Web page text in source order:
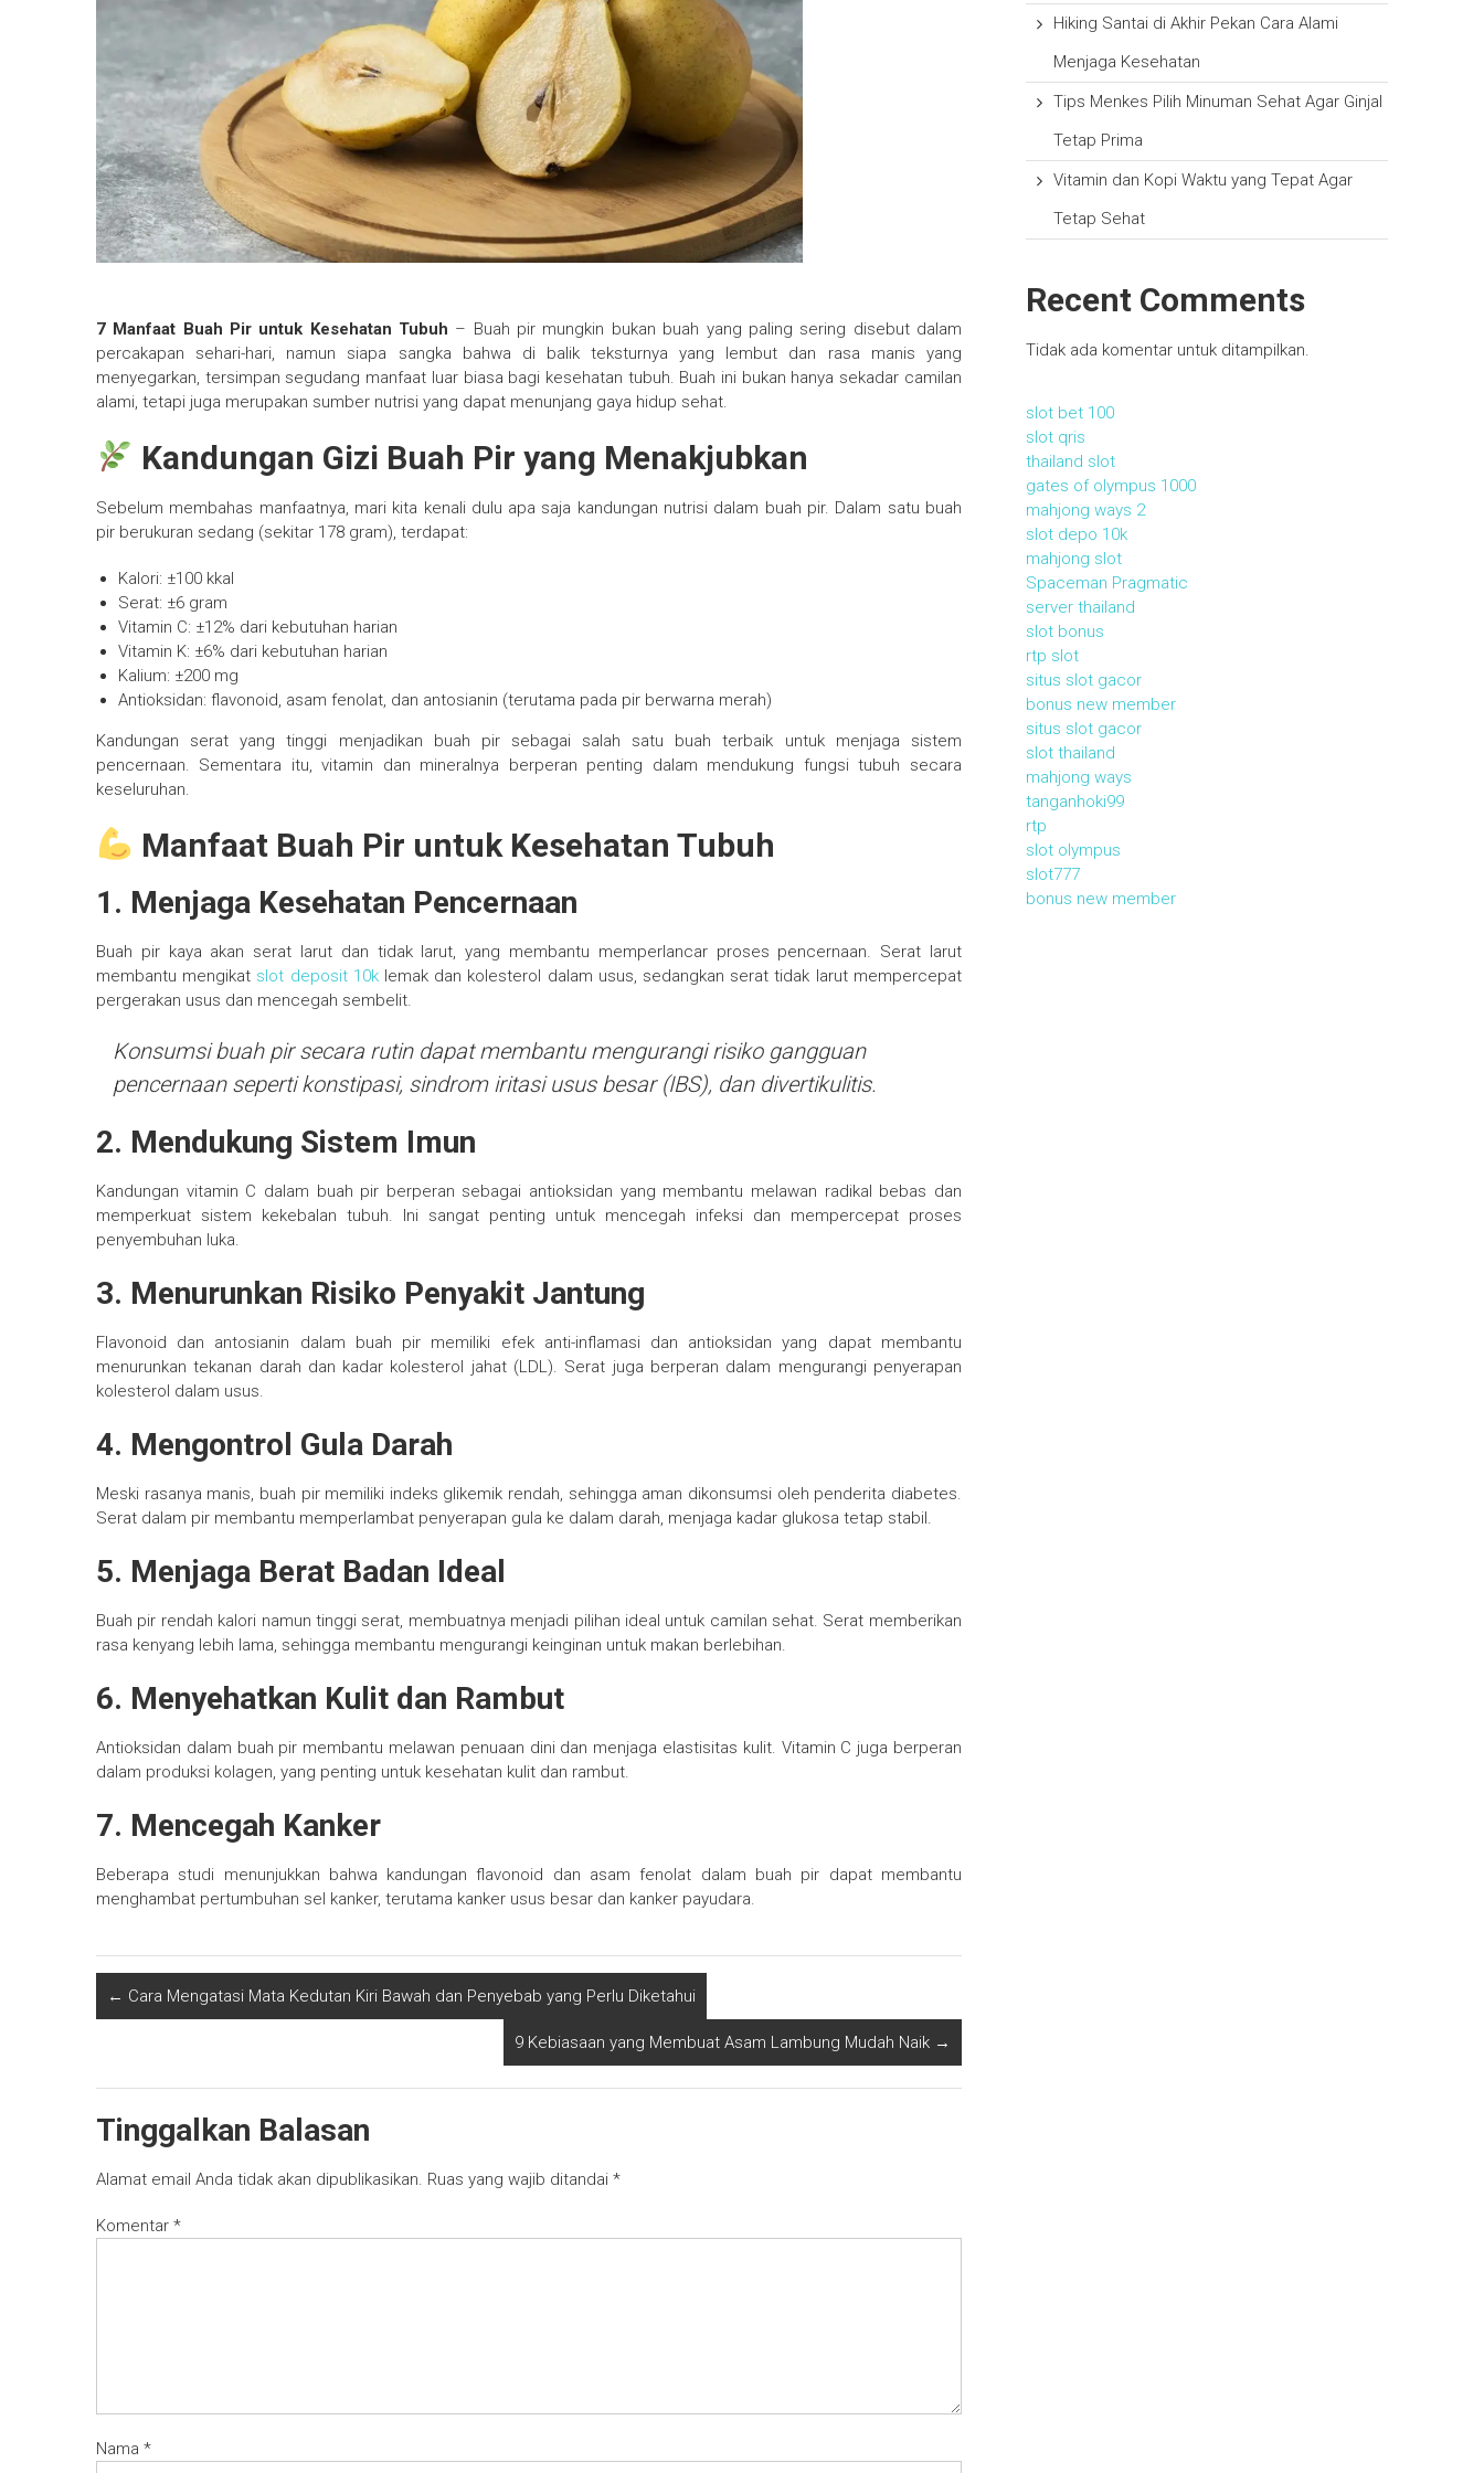
7 Manfaat Buah Pir untuk Kesehatan Tubuh – Buah pir mungkin bukan buah yang paling sering disebut dalam
percakapan sehari-hari, namun siapa sangka bahwa di balik teksturnya yang lembut dan rasa manis yang
menyegarkan, tersimpan segudang manfaat luar biasa bagi kesehatan tubuh. Buah ini bukan hanya sekadar camilan
alami, tetapi juga merupakan sumber nutrisi yang dapat menunjang gaya hidup sehat.
Kandungan Gizi Buah Pir yang Menakjubkan
Sebelum membahas manfaatnya, mari kita kenali dulu apa saja kandungan nutrisi dalam buah pir. Dalam satu buah
pir berukuran sedang (sekitar 178 gram), terdapat:
Kalori: ±100 kkal
Serat: ±6 gram
Vitamin C: ±12% dari kebutuhan harian
Vitamin K: ±6% dari kebutuhan harian
Kalium: ±200 mg
Antioksidan: flavonoid, asam fenolat, dan antosianin (terutama pada pir berwarna merah)
Kandungan serat yang tinggi menjadikan buah pir sebagai salah satu buah terbaik untuk menjaga sistem
pencernaan. Sementara itu, vitamin dan mineralnya berperan penting dalam mendukung fungsi tubuh secara
keseluruhan.
Manfaat Buah Pir untuk Kesehatan Tubuh
1. Menjaga Kesehatan Pencernaan
Buah pir kaya akan serat larut dan tidak larut, yang membantu memperlancar proses pencernaan. Serat larut
membantu mengikat slot deposit 10klemak dan kolesterol dalam usus, sedangkan serat tidak larut mempercepat
pergerakan usus dan mencegah sembelit.
Konsumsi buah pir secara rutin dapat membantu mengurangi risiko gangguan
pencernaan seperti konstipasi, sindrom iritasi usus besar (IBS), dan divertikulitis.
2. Mendukung Sistem Imun
Kandungan vitamin C dalam buah pir berperan sebagai antioksidan yang membantu melawan radikal bebas dan
memperkuat sistem kekebalan tubuh. Ini sangat penting untuk mencegah infeksi dan mempercepat proses
penyembuhan luka.
3. Menurunkan Risiko Penyakit Jantung
Flavonoid dan antosianin dalam buah pir memiliki efek anti-inflamasi dan antioksidan yang dapat membantu
menurunkan tekanan darah dan kadar kolesterol jahat (LDL). Serat juga berperan dalam mengurangi penyerapan
kolesterol dalam usus.
4. Mengontrol Gula Darah
Meski rasanya manis, buah pir memiliki indeks glikemik rendah, sehingga aman dikonsumsi oleh penderita diabetes.
Serat dalam pir membantu memperlambat penyerapan gula ke dalam darah, menjaga kadar glukosa tetap stabil.
5. Menjaga Berat Badan Ideal
Buah pir rendah kalori namun tinggi serat, membuatnya menjadi pilihan ideal untuk camilan sehat. Serat memberikan
rasa kenyang lebih lama, sehingga membantu mengurangi keinginan untuk makan berlebihan.
6. Menyehatkan Kulit dan Rambut
Antioksidan dalam buah pir membantu melawan penuaan dini dan menjaga elastisitas kulit. Vitamin C juga berperan
dalam produksi kolagen, yang penting untuk kesehatan kulit dan rambut.
7. Mencegah Kanker
Beberapa studi menunjukkan bahwa kandungan flavonoid dan asam fenolat dalam buah pir dapat membantu
menghambat pertumbuhan sel kanker, terutama kanker usus besar dan kanker payudara.
← Cara Mengatasi Mata Kedutan Kiri Bawah dan Penyebab yang Perlu Diketahui
9 Kebiasaan yang Membuat Asam Lambung Mudah Naik →
Tinggalkan Balasan
Alamat email Anda tidak akan dipublikasikan. Ruas yang wajib ditandai *
Komentar *
Nama *
Hiking Santai di Akhir Pekan Cara Alami
Menjaga Kesehatan
Tips Menkes Pilih Minuman Sehat Agar Ginjal
Tetap Prima
Vitamin dan Kopi Waktu yang Tepat Agar
Tetap Sehat
Recent Comments
Tidak ada komentar untuk ditampilkan.
slot bet 100
slot qris
thailand slot
gates of olympus 1000
mahjong ways 2
slot depo 10k
mahjong slot
Spaceman Pragmatic
server thailand
slot bonus
rtp slot
situs slot gacor
bonus new member
situs slot gacor
slot thailand
mahjong ways
tanganhoki99
rtp
slot olympus
slot777
bonus new member